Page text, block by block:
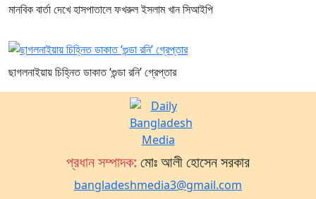
মানবিক বার্তা দেখে হাসপাতালে ফখরুল ইসলাম খান সিআইপি
ছাগলনাইয়ায় চিহ্নিত ডাকাত ‘গুন্ডা রনি’ গ্রেপ্তার
প্রধান সম্পাদক: মোঃ আলী হোসেন সরকার
bangladeshmedia3@gmail.com